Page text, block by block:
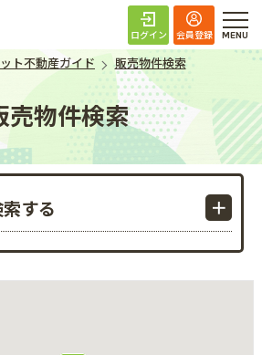
住まいの専門店 ハ
ログイン 会員登録
ト不動産ガイド 販売物件検索
売物件検索
する